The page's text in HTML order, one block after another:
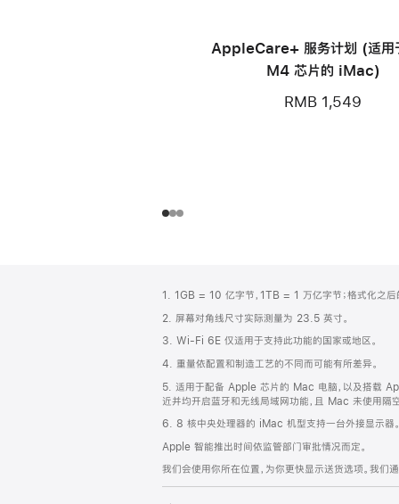
AppleCare+ 服务计划 (适用
M4 芯片的 iMac)
RMB 1,549
页
脚
注
1. 1GB = 10 亿字节，1TB = 1 万亿字节；格式化之后
2. 屏幕对角线尺寸实际测量为 23.5 英寸。
3. Wi-Fi 6E 仅适用于支持此功能的国家或地区。
4. 重量依配置和制造工艺的不同而可能有所差异。
5. 适用于配备 Apple 芯片的 Mac 电脑，以及搭载
近并均开启蓝牙和无线局域网功能，且 Mac 未使用
6. 8 核中央处理器的 iMac 机型支持一台外接显示器
Apple 智能推出时间依监管部门审批情况而定。
我们会使用你所在位置，为你更快显示送货选项。我